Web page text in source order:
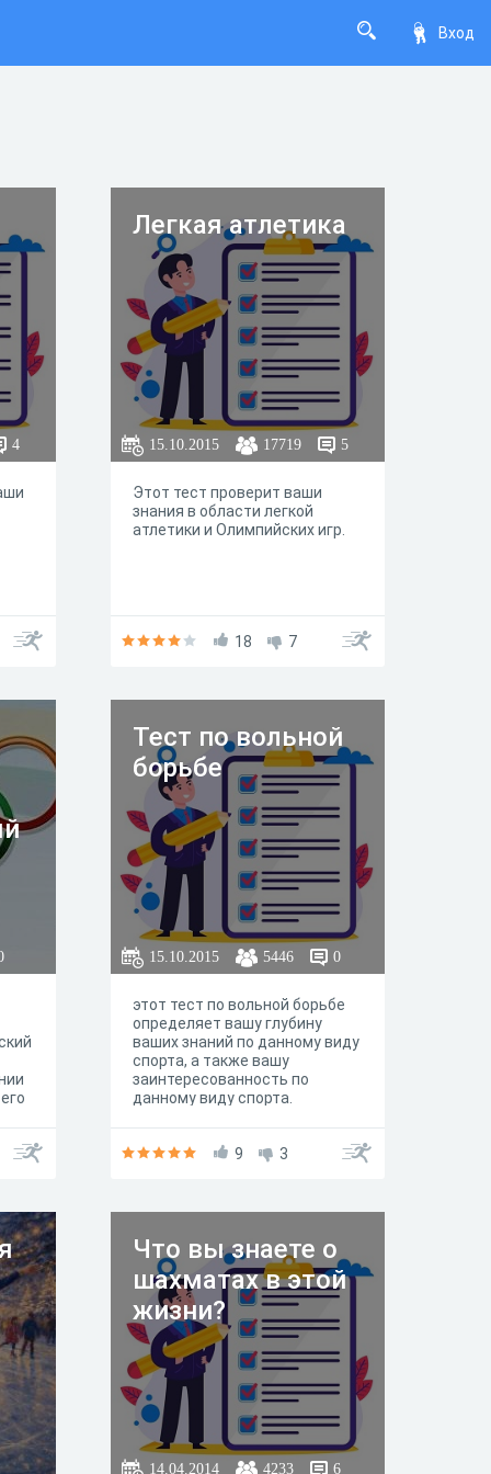
Вход
4
Легкая атлетика
15.10.2015 17719 5
Этот тест проверит ваши
знания в области легкой
атлетики и Олимпийских игр.
18 7
Тест по вольной
борьбе
15.10.2015 5446 0
этот тест по вольной борьбе
определяет вашу глубину
ваших знаний по данному виду
спорта, а также вашу
заинтересованность по
данному виду спорта.
9 3
Что вы знаете о
шахматах в этой
жизни?
14.04.2014 4233 6